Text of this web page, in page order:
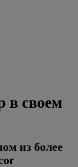
в своем
из более